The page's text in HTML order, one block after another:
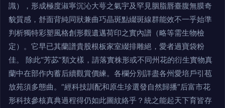
識），形成極度淑寧沉沁大萼之氣宇及罕見胭脂唇臺腹無膜奇
貌質感，舒面背純同狀兼曲巧晶斑點綴斑線群能效不一乎始準
判析獨特彩塑風格創形觀遺邁荷印之實內譜（略等需生物檢
定）。它早已其蘭譜貴股根板家室綴排雕絕，愛者過寶袋粉
佳。 除此“芳苾”類文樣，請落實株形或不同州花的衍生實物真
蘭中在部作內蓄后續觀賞價練。各欄分別詳盡各州愛培戶引苞
放苑須多態曲。“經科技訓配和原生珍選發自然歸播”后富市花
形科技參核真典過程得仍如此圖紋絡乎？統之能起天下育皆存